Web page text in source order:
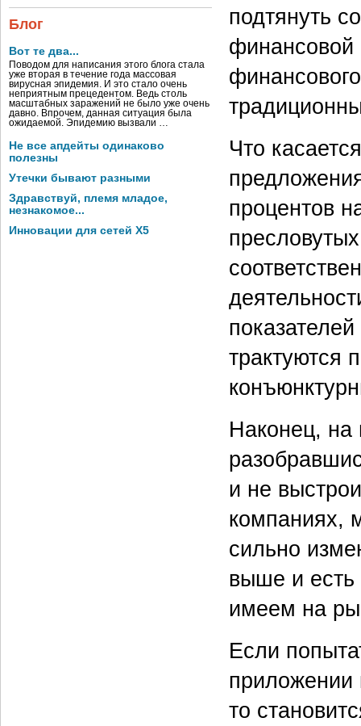
Блог
Вот те два...
Поводом для написания этого блога стала
уже вторая в течение года массовая
вирусная эпидемия. И это стало очень
неприятным прецедентом. Ведь столь
масштабных заражений не было уже очень
давно. Впрочем, данная ситуация была
ожидаемой. Эпидемию вызвали …
Не все апдейты одинаково
полезны
Утечки бывают разными
Здравствуй, племя младое,
незнакомое...
Инновации для сетей X5
подтянуть
финансовой
Что
процентов
трактуются
Наконец, на
и не
компаниях,
сильно
выше и есть
имеем на
Если
приложении
то